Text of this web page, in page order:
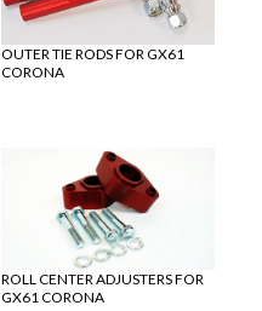
OUTER TIE RODS FOR GX61
CORONA
ROLL CENTER ADJUSTERS FOR
GX61 CORONA